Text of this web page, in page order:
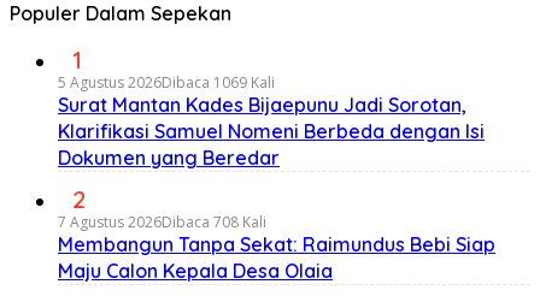
Populer Dalam Sepekan
1
5 Agustus 2026Dibaca 1069 Kali
Surat Mantan Kades Bijaepunu Jadi Sorotan,
Klarifikasi Samuel Nomeni Berbeda dengan Isi
Dokumen yang Beredar
2
7 Agustus 2026Dibaca 708 Kali
Membangun Tanpa Sekat: Raimundus Bebi Siap
Maju Calon Kepala Desa Olaia